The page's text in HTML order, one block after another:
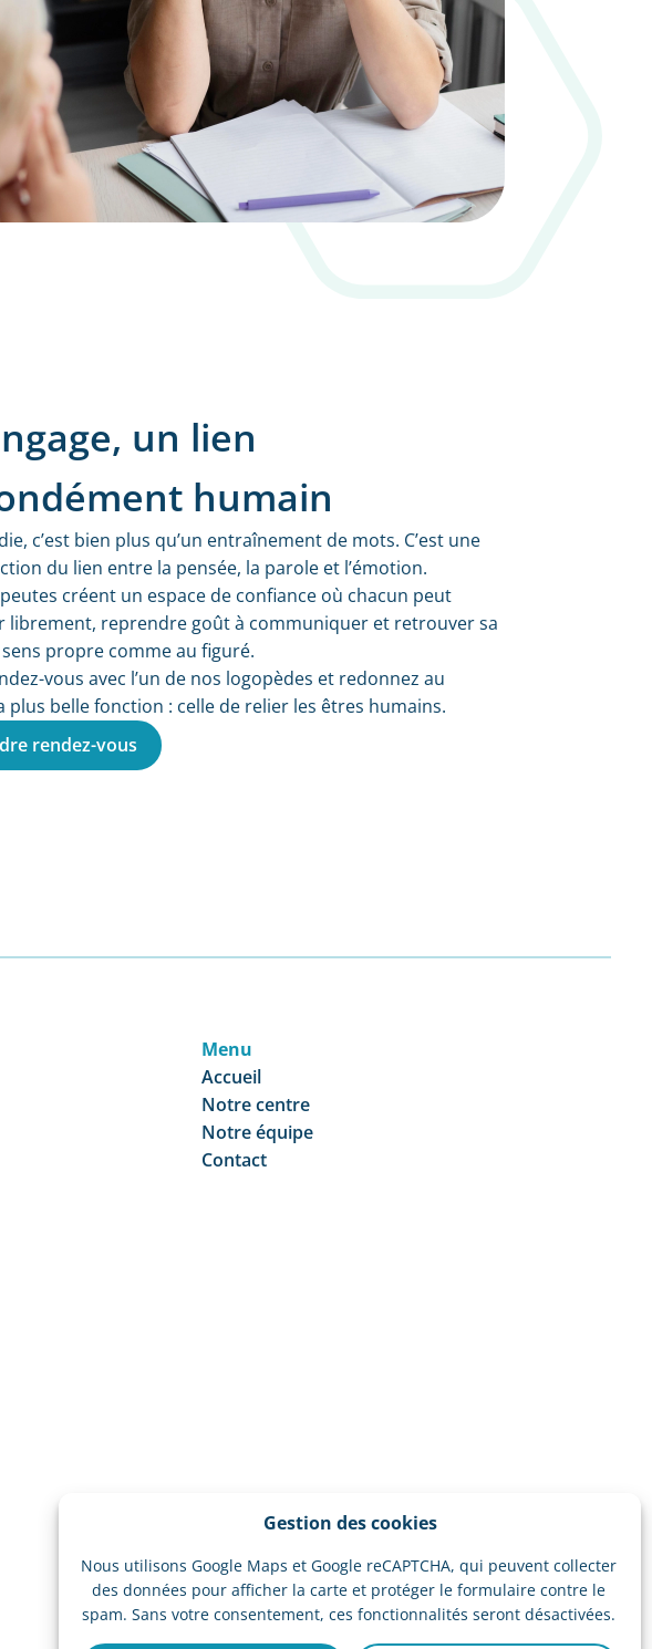
un lien
humain
c’est bien plus qu’un entraînement de mots. C’est une
du lien entre la pensée, la parole et l’émotion.
créent un espace de confiance où chacun peut
librement, reprendre goût à communiquer et retrouver sa
propre comme au figuré.
vous avec l’un de nos logopèdes et redonnez au
plus belle fonction : celle de relier les êtres humains.
rendez-vous
Gestion des cookies
Nous utilisons Google Maps et Google reCAPTCHA, qui peuvent collecter
des données pour afficher la carte et protéger le formulaire contre le
spam. Sans votre consentement, ces fonctionnalités seront désactivées.
Menu
Accueil
Notre centre
Notre équipe
Contact